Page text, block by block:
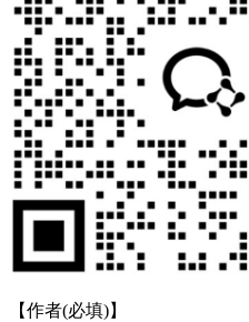
【作者(必填)】